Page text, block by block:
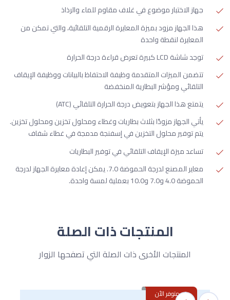
جهاز الاختبار موضوع في غلاف مقاوم للماء والرذاذ
هذا الجهاز مزود بميزة المعايرة الرقمية التلقائية، والتي تمكن من
المعايرة لنقطة واحدة
توجد شاشة LCD كبيرة تعرض قراءة درجة الحرارة
تتضمن الميزات المتقدمة وظيفة الاحتفاظ بالبيانات ووظيفة الإيقاف
التلقائي ومؤشر البطارية المنخفضة
يتمتع هذا الجهاز بتعويض درجة الحرارة التلقائي (ATC)
يأتي الجهاز مزودًا بثلاث بطاريات وغطاء ومحلول تخزين ومحلول تخزين.
يتم توفير محلول التخزين في إسفنجة مدمجة في غطاء شفاف
تساعد ميزة الإيقاف التلقائي في توفير البطاريات
معاير المصنع لدرجة الحموضة 7.0. يمكن إعادة معايرة الجهاز لدرجة
الحموضة 4.0 و7.0 و10.0 بعملية لمسة واحدة.
المنتجات ذات الصلة
المنتجات الأخرى ذات الصلة التي تصفحها الزوار
غير متوفر الأن